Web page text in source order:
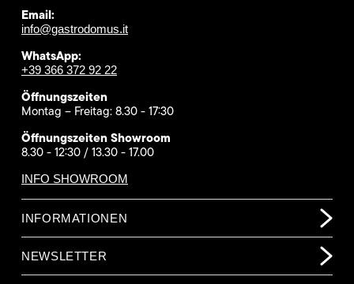
Email:
info@gastrodomus.it
WhatsApp:
+39 366 372 92 22
Öffnungszeiten
Montag – Freitag: 8.30 - 17:30
Öffnungszeiten Showroom
8.30 - 12:30 / 13.30 - 17.00
INFO SHOWROOM
INFORMATIONEN
NEWSLETTER